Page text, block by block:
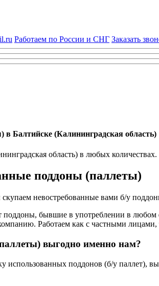
Работаем по России и СНГ Заказать
Балтийске (Калининградская область)
область) в любых количествах.
поддоны (паллеты)
невостребованные вами б/у
бывшие в употреблении в любом
Работаем как с частными
выгодно именно нам?
использованных поддонов (б/у паллет),